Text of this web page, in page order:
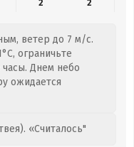
2 2
ветер до 7 м/с.
ограничьте
Днем небо
ожидается
«Считалось"